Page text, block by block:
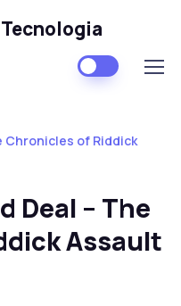
Chronicles of Riddick
Deal – The
Assault